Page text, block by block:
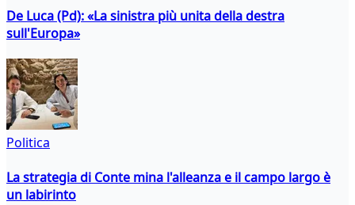
De Luca (Pd): «La sinistra più unita della destra
sull'Europa»
Politica
La strategia di Conte mina l'alleanza e il campo largo è
un labirinto